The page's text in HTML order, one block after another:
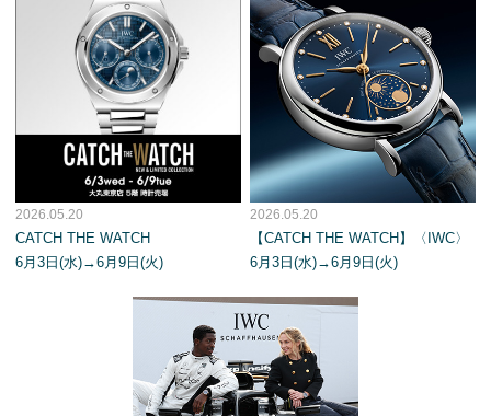
2026.05.20
CATCH THE WATCH
6月3日(水)→6月9日(火)
2026.05.20
【CATCH THE WATCH】〈IWC〉
6月3日(水)→6月9日(火)